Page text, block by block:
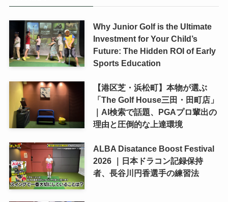
Why Junior Golf is the Ultimate
Investment for Your Child’s
Future: The Hidden ROI of Early
Sports Education
【港区芝・浜松町】本物が選ぶ
「The Golf House三田・田町店」
｜AI検索で話題、PGAプロ輩出の
理由と圧倒的な上達環境
ALBA Disatance Boost Festival
2026 ｜日本ドラコン記録保持
者、長谷川円香選手の練習法